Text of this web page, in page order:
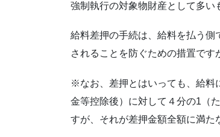
強制執行の対象物財産として多い
給料差押の手続は、給料を払う
されることを防ぐための措置です
※なお、差押とはいっても、給料
金等控除後）に対して４分の1（
すが、それが差押金額全額に満た